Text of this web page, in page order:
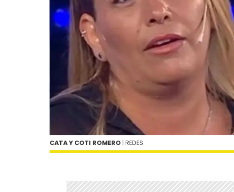
CATA Y COTI ROMERO | REDES